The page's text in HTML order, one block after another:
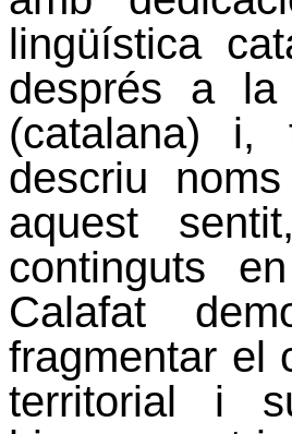
lingüística
després a la
(catalana) i,
descriu
aquest
continguts
Calafat
fragmentar el
territorial i